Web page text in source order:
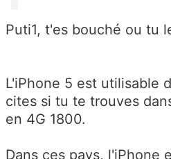
Puti1, t'es bouché ou tu
L'iPhone 5 est utilisable
cites si tu te trouves
en 4G 1800.
Dans ces pays, l'iPhone